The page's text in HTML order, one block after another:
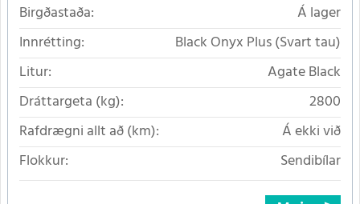
Birgðastaða:
Á lager
Innrétting:
Black Onyx Plus (Svart tau)
Litur:
Agate Black
Dráttargeta (kg):
2800
Rafdrægni allt að (km):
Á ekki við
Flokkur:
Sendibílar